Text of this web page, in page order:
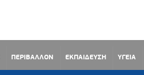
ΠΕΡΙΒΑΛΛΟΝ ΕΚΠΑΙΔΕΥΣΗ ΥΓΕΙΑ